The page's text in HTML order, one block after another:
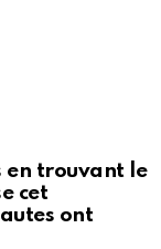
en trouvant le
cet
ont